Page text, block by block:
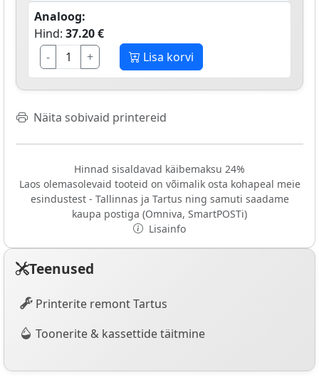
Analoog:
Hind: 37.20 €
-
+ Lisa korvi
Näita sobivaid printereid
Hinnad sisaldavad käibemaksu 24%
Laos olemasolevaid tooteid on võimalik osta kohapeal meie
esindustest - Tallinnas ja Tartus ning samuti saadame
kaupa postiga (Omniva, SmartPOSTi)
Lisainfo
Teenused
Printerite remont Tartus
Toonerite & kassettide täitmine